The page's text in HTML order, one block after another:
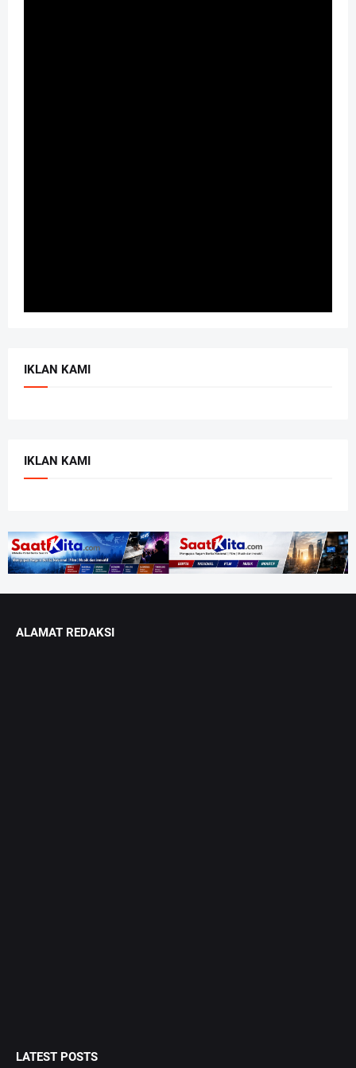
IKLAN KAMI
IKLAN KAMI
ALAMAT REDAKSI
LATEST POSTS